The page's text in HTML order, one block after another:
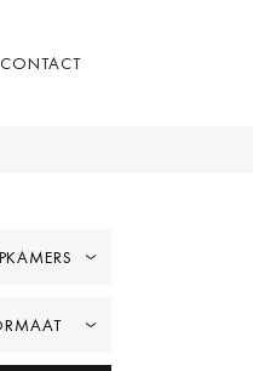
CONTACT